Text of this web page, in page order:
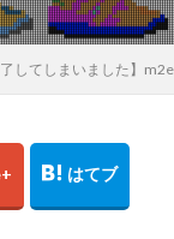
了してしまいました】